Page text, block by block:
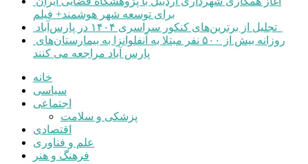
برای توسعه شهر هوشمند+ فیلم
پارس آباد مراجعه می کنند
خانه
سیاسی
اجتماعی
پزشکی و سلامت
اقتصادی
علم و فناوری
فرهنگ و هنر